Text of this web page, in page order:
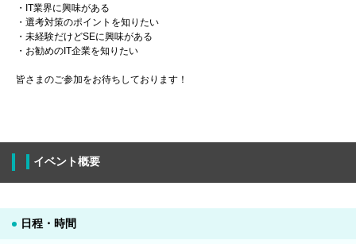
・IT業界に興味がある
・選考対策のポイントを知りたい
・未経験だけどSEに興味がある
・お勧めのIT企業を知りたい
皆さまのご参加をお待ちしております！
イベント概要
日程・時間